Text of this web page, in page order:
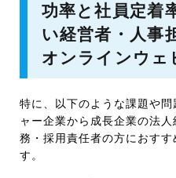
功率と社員定着
い経営者・人事
オンラインウェ
特に、以下のような課題や
ャー企業から成長企業の法
務・採用責任者の方におす
す。